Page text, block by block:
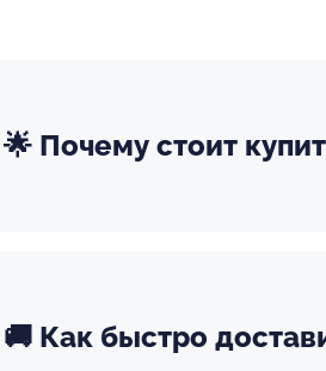
🌟 Почему стоит
🚚 Как быстро